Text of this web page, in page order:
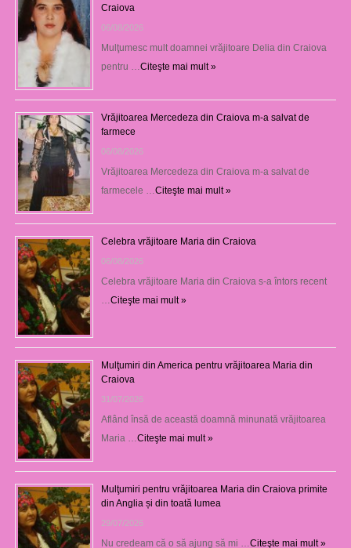
Craiova
06/08/2026
Mulţumesc mult doamnei vrăjitoare Delia din Craiova
pentru … Citeşte mai mult »
Vrăjitoarea Mercedeza din Craiova m-a salvat de
farmece
06/08/2026
Vrăjitoarea Mercedeza din Craiova m-a salvat de
farmecele … Citeşte mai mult »
Celebra vrăjitoare Maria din Craiova
06/08/2026
Celebra vrăjitoare Maria din Craiova s-a întors recent
Citeşte mai mult »
Mulţumiri din America pentru vrăjitoarea Maria din
Craiova
31/07/2026
Aflând însă de această doamnă minunată vrăjitoarea
Maria … Citeşte mai mult »
Mulţumiri pentru vrăjitoarea Maria din Craiova primite
din Anglia și din toată lumea
29/07/2026
Nu credeam că o să ajung să mi … Citeşte mai mult »